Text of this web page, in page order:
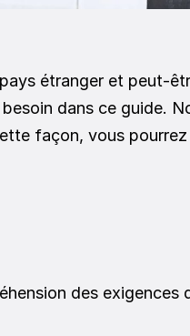
dans ce guide.
façon, vous pourrez
des exigences